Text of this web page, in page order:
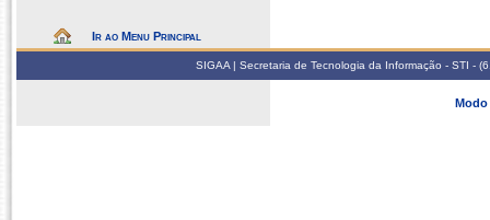
Ir ao Menu Principal
SIGAA | Secretaria de Tecnologia da Informação - STI -
Modo